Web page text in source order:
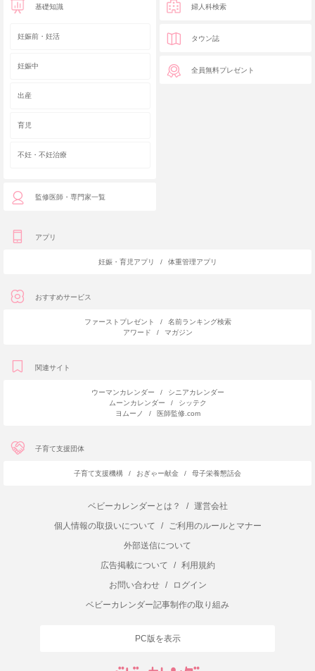
基礎知識
妊娠前・妊活
妊娠中
出産
育児
不妊・不妊治療
監修医師・専門家一覧
婦人科検索
タウン誌
全員無料プレゼント
アプリ
妊娠・育児アプリ / 体重管理アプリ
おすすめサービス
ファーストプレゼント /
名前ランキング検索
アワード
/ マガジン
関連サイト
ウーマンカレンダー /
シニアカレンダー
ムーンカレンダー
/
シッテク
ヨムーノ
/ 医師監修.com
子育て支援団体
子育て支援機構 / おぎゃー献金 / 母子栄養懇話会
ベビーカレンダーとは？ /
運営会社
個人情報の取扱いについて
/
ご利用のルールとマナー
外部送信について
広告掲載について
/
利用規約
お問い合わせ
/
ログイン
ベビーカレンダー記事制作の取り組み
PC版を表示